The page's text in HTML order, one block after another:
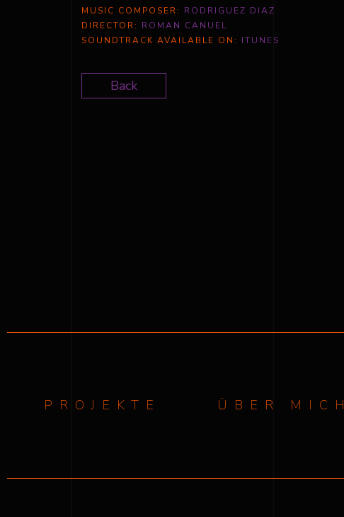
MUSIC COMPOSER: RODRIGUEZ DIAZ
DIRECTOR: ROMAN CANUEL
SOUNDTRACK AVAILABLE ON: ITUNES
Back
PROJEKTE ÜBER MICH